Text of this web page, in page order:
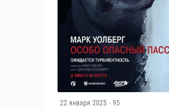
22 января 2025 · 95